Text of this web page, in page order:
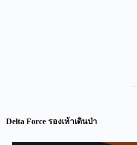
Delta Force รองเท้าเดินป่า